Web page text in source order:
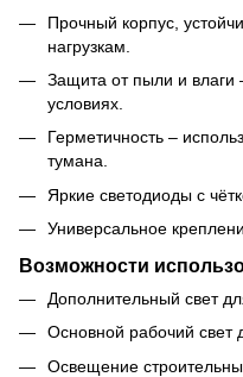
Прочный корпус,
нагрузкам.
Защита от пыли и влаги
условиях.
Герметичность –
тумана.
Яркие светодиоды с
Универсальное
Возможности
Дополнительный свет
Основной рабочий свет
Освещение